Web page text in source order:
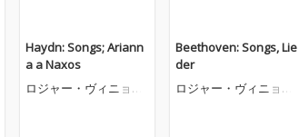
Haydn: Songs; Ariann
a a Naxos
ロジャー・ヴィニョー
Beethoven: Songs, Lie
der
ロジャー・ヴィニョー